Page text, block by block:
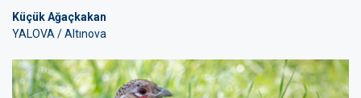
Küçük Ağaçkakan
YALOVA / Altınova